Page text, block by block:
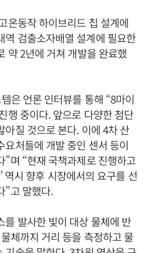
온동작 하이브리드 칩 설계에
역 검출소자배열 설계에 필요한
약 2년에 거쳐 개발을 완료했
은 언론 인터뷰를 통해 “8마이
행 중이다. 앞으로 다양한 첨단
아질 것으로 본다. 이에 4차 산
요처들에 개발 중인 센서 등이
”며 “현재 국책과제로 진행하고
역시 향후 시장에서의 요구를 선
”고 말했다.
를 발사한 빛이 대상 물체에 반
체까지 거리 등을 측정하고 물